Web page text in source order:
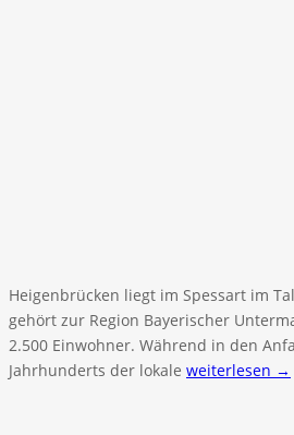
Heigenbrücken liegt im Spessart im
gehört zur Region Bayerischer
2.500 Einwohner. Während in den
Jahrhunderts der lokale weiterlesen →